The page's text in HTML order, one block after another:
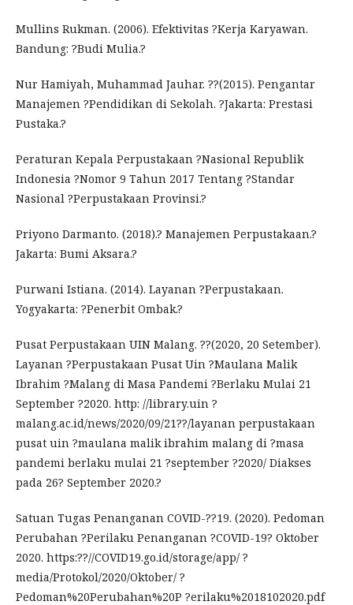
Mullins Rukman. (2006). Efektivitas ?Kerja Karyawan.
Bandung: ?Budi Mulia.?
Nur Hamiyah, Muhammad Jauhar. ??(2015). Pengantar
Manajemen ?Pendidikan di Sekolah. ?Jakarta: Prestasi
Pustaka.?
Peraturan Kepala Perpustakaan ?Nasional Republik
Indonesia ?Nomor 9 Tahun 2017 Tentang ?Standar
Nasional ?Perpustakaan Provinsi.?
Priyono Darmanto. (2018).? Manajemen Perpustakaan.?
Jakarta: Bumi Aksara.?
Purwani Istiana. (2014). Layanan ?Perpustakaan.
Yogyakarta: ?Penerbit Ombak.?
Pusat Perpustakaan UIN Malang. ??(2020, 20 Setember).
Layanan ?Perpustakaan Pusat Uin ?Maulana Malik
Ibrahim ?Malang di Masa Pandemi ?Berlaku Mulai 21
September ?2020. http: //library.uin ?
malang.ac.id/news/2020/09/21??/layanan perpustakaan
pusat uin ?maulana malik ibrahim malang di ?masa
pandemi berlaku mulai 21 ?september ?2020/ Diakses
pada 26? September 2020.?
Satuan Tugas Penanganan COVID-??19. (2020). Pedoman
Perubahan ?Perilaku Penanganan ?COVID-19? Oktober
2020. https:??//COVID19.go.id/storage/app/ ?
media/Protokol/2020/Oktober/ ?
Pedoman%20Perubahan%20P ?erilaku%2018102020.pdf